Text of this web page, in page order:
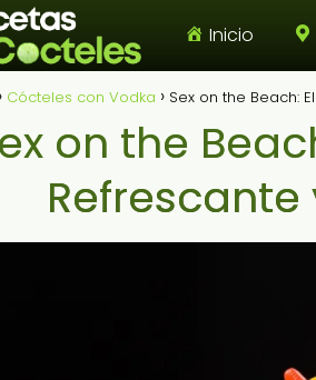
Inicio
Cócteles con Vodka Sex on the Beach:
on the
Refrescante